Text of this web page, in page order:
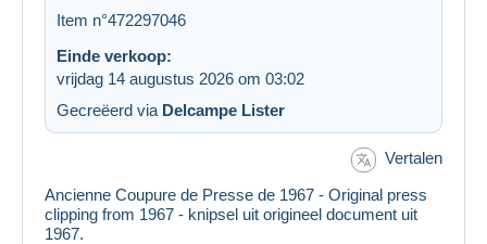
Item n°472297046
Einde verkoop:
vrijdag 14 augustus 2026 om 03:02
Gecreëerd via Delcampe Lister
Vertalen
Ancienne Coupure de Presse de 1967 - Original press
clipping from 1967 - knipsel uit origineel document uit
1967.